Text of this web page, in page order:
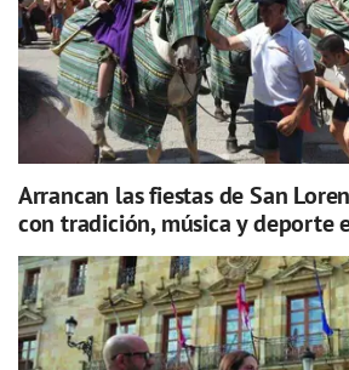
Arrancan las fiestas de San
con tradición, música y deporte